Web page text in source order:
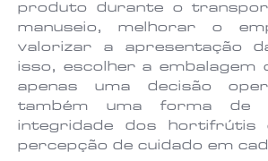
produto durante o
manuseio, melhorar o
valorizar a apresentação
isso, escolher a embalagem
apenas uma decisão
também uma forma de
integridade dos
percepção de cuidado em